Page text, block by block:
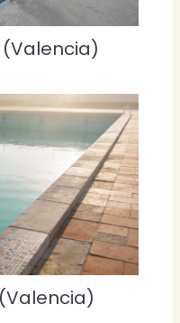
(Valencia)